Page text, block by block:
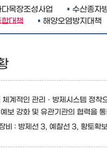
다목장조성사업 수산종자
대책
해양오염방지대책
체계적인 관리ㆍ방제시스템 정착
보 강화 및 유관기관의 협력을
비 : 방제선 3, 예찰선 3, 황토